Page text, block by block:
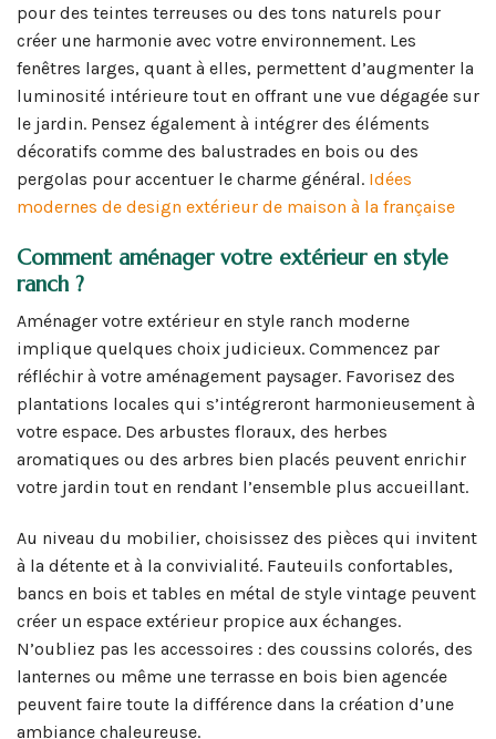
pour des teintes terreuses ou des tons naturels pour
créer une harmonie avec votre environnement. Les
fenêtres larges, quant à elles, permettent d’augmenter la
luminosité intérieure tout en offrant une vue dégagée sur
le jardin. Pensez également à intégrer des éléments
décoratifs comme des balustrades en bois ou des
pergolas pour accentuer le charme général. Idées
modernes de design extérieur de maison à la française
Comment aménager votre extérieur en style
ranch ?
Aménager votre extérieur en style ranch moderne
implique quelques choix judicieux. Commencez par
réfléchir à votre aménagement paysager. Favorisez des
plantations locales qui s’intégreront harmonieusement à
votre espace. Des arbustes floraux, des herbes
aromatiques ou des arbres bien placés peuvent enrichir
votre jardin tout en rendant l’ensemble plus accueillant.
Au niveau du mobilier, choisissez des pièces qui invitent
à la détente et à la convivialité. Fauteuils confortables,
bancs en bois et tables en métal de style vintage peuvent
créer un espace extérieur propice aux échanges.
N’oubliez pas les accessoires : des coussins colorés, des
lanternes ou même une terrasse en bois bien agencée
peuvent faire toute la différence dans la création d’une
ambiance chaleureuse.